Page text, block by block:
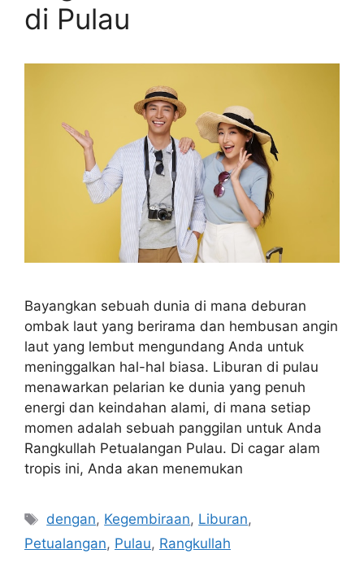
di Pulau
Bayangkan sebuah dunia di mana deburan
ombak laut yang berirama dan hembusan angin
laut yang lembut mengundang Anda untuk
meninggalkan hal-hal biasa. Liburan di pulau
menawarkan pelarian ke dunia yang penuh
energi dan keindahan alami, di mana setiap
momen adalah sebuah panggilan untuk Anda
Rangkullah Petualangan Pulau. Di cagar alam
tropis ini, Anda akan menemukan
Tags
dengan, Kegembiraan, Liburan,
Petualangan, Pulau, Rangkullah